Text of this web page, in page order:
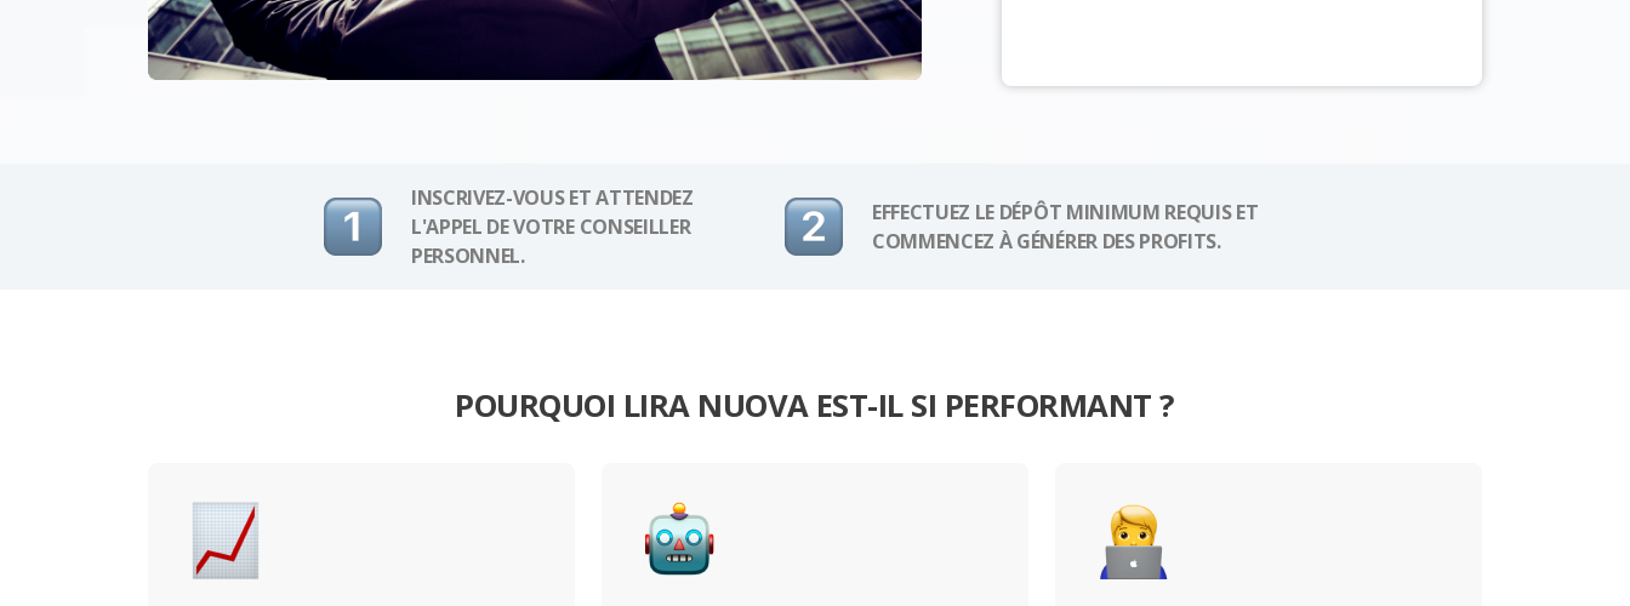
INSCRIVEZ-VOUS ET ATTENDEZ
L'APPEL DE VOTRE CONSEILLER
PERSONNEL.
EFFECTUEZ LE DÉPÔT MINIMUM REQUIS ET
COMMENCEZ À GÉNÉRER DES PROFITS.
POURQUOI LIRA NUOVA EST-IL SI PERFORMANT ?